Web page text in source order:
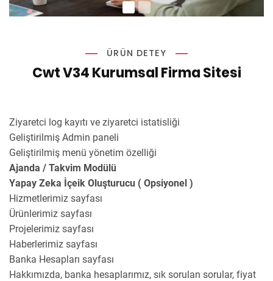
ÜRÜN DETEY
Cwt V34 Kurumsal Firma Sitesi
Ziyaretci log kayıtı ve ziyaretci istatisliği
Geliştirilmiş Admin paneli
Geliştirilmiş menü yönetim özelliği
Ajanda / Takvim Modülü
Yapay Zeka İçeik Oluşturucu ( Opsiyonel )
Hizmetlerimiz sayfası
Ürünlerimiz sayfası
Projelerimiz sayfası
Haberlerimiz sayfası
Banka Hesapları sayfası
Hakkımızda, banka hesaplarımız, sık sorulan sorular, fiyat